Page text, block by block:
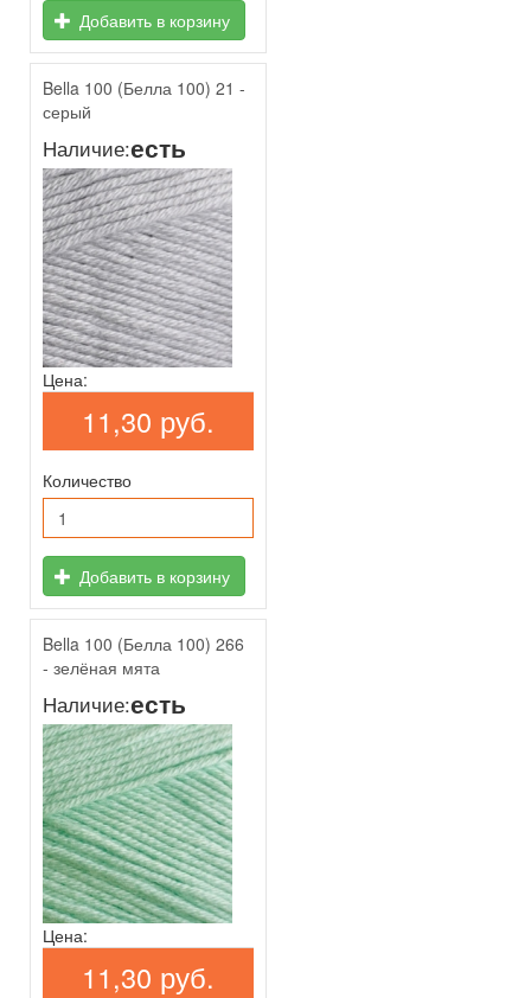
Добавить в корзину
Bella 100 (Белла 100) 21 -
серый
Наличие:есть
Цена:
11,30 руб.
Количество
Добавить в корзину
Bella 100 (Белла 100) 266
- зелёная мята
Наличие:есть
Цена:
11,30 руб.